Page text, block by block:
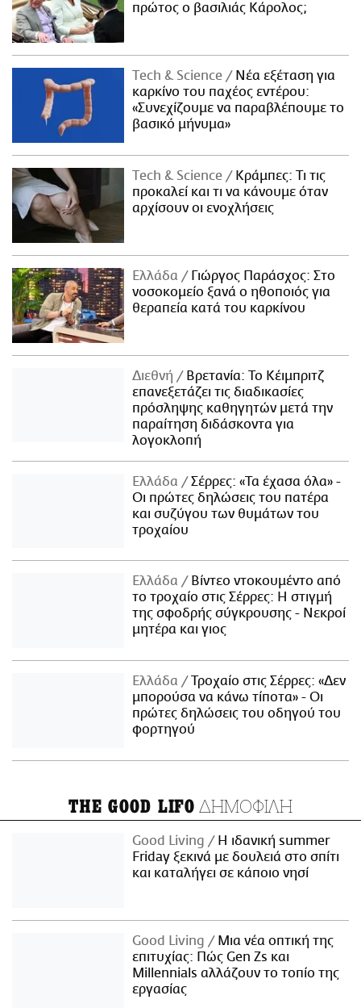
πρώτος ο βασιλιάς Κάρολος;
Τech & Science
Νέα εξέταση για
καρκίνο του παχέος εντέρου:
«Συνεχίζουμε να παραβλέπουμε το
βασικό μήνυμα»
Τech & Science
Κράμπες: Τι τις
προκαλεί και τι να κάνουμε όταν
αρχίσουν οι ενοχλήσεις
Ελλάδα
Γιώργος Παράσχος: Στο
νοσοκομείο ξανά ο ηθοποιός για
θεραπεία κατά του καρκίνου
Διεθνή
Βρετανία: Το Κέιμπριτζ
επανεξετάζει τις διαδικασίες
πρόσληψης καθηγητών μετά την
παραίτηση διδάσκοντα για
λογοκλοπή
Ελλάδα
Σέρρες: «Τα έχασα όλα» -
Οι πρώτες δηλώσεις του πατέρα
και συζύγου των θυμάτων του
τροχαίου
Ελλάδα
Βίντεο ντοκουμέντο από
το τροχαίο στις Σέρρες: Η στιγμή
της σφοδρής σύγκρουσης - Νεκροί
μητέρα και γιος
Ελλάδα
Τροχαίο στις Σέρρες: «Δεν
μπορούσα να κάνω τίποτα» - Οι
πρώτες δηλώσεις του οδηγού του
φορτηγού
THE GOOD LIFO ΔΗΜΟΦΙΛΗ
Good Living
Η ιδανική summer
Friday ξεκινά με δουλειά στο σπίτι
και καταλήγει σε κάποιο νησί
Good Living
Μια νέα οπτική της
επιτυχίας: Πώς Gen Zs και
Millennials αλλάζουν το τοπίο της
εργασίας